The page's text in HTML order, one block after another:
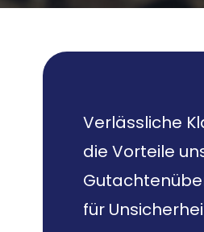
Verlässliche
die Vorteile
für